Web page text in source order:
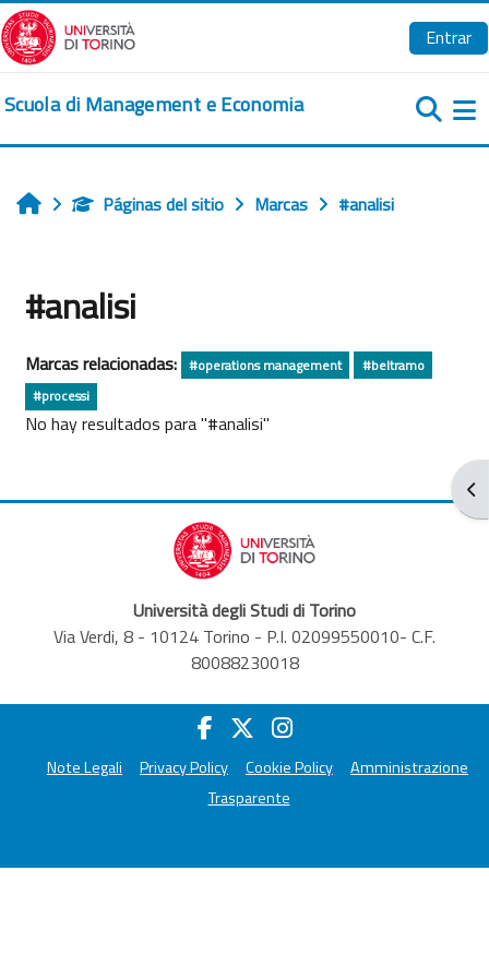
Salta al contenido principal
Entrar
Scuola di Management e Economia
InicioPáginas del sitio Marcas #analisi
#analisi
Marcas relacionadas: #operations management
#beltramo
#processi
No hay resultados para "#analisi"
Università degli Studi di Torino
Via Verdi, 8 - 10124 Torino - P.I. 02099550010- C.F.
80088230018
Note Legali Privacy Policy Cookie Policy
Amministrazione
Trasparente